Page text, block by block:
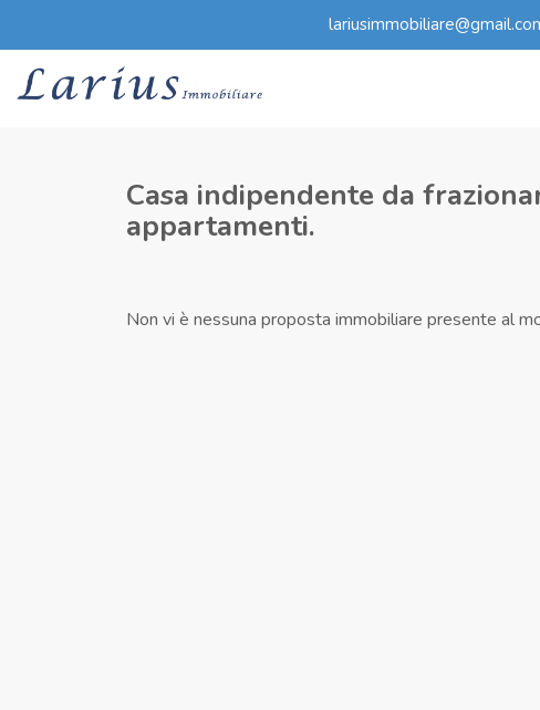
Casa indipendente da
appartamenti.
Non vi è nessuna proposta immobiliare presente al